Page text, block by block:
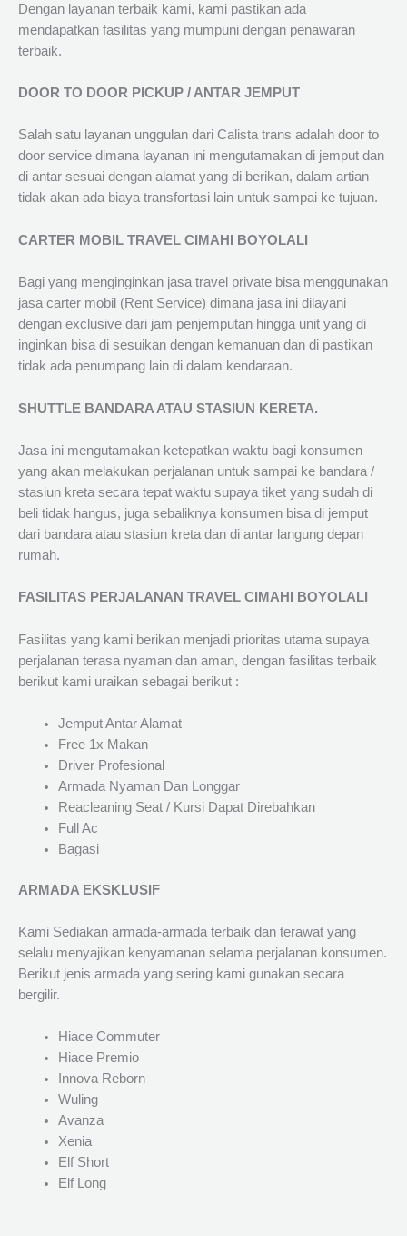
Dengan layanan terbaik kami, kami pastikan ada
mendapatkan fasilitas yang mumpuni dengan penawaran
terbaik.
DOOR TO DOOR PICKUP / ANTAR JEMPUT
Salah satu layanan unggulan dari Calista trans adalah door to
door service dimana layanan ini mengutamakan di jemput dan
di antar sesuai dengan alamat yang di berikan, dalam artian
tidak akan ada biaya transfortasi lain untuk sampai ke tujuan.
CARTER MOBIL TRAVEL CIMAHI BOYOLALI
Bagi yang menginginkan jasa travel private bisa menggunakan
jasa carter mobil (Rent Service) dimana jasa ini dilayani
dengan exclusive dari jam penjemputan hingga unit yang di
inginkan bisa di sesuikan dengan kemanuan dan di pastikan
tidak ada penumpang lain di dalam kendaraan.
SHUTTLE BANDARA ATAU STASIUN KERETA.
Jasa ini mengutamakan ketepatkan waktu bagi konsumen
yang akan melakukan perjalanan untuk sampai ke bandara /
stasiun kreta secara tepat waktu supaya tiket yang sudah di
beli tidak hangus, juga sebaliknya konsumen bisa di jemput
dari bandara atau stasiun kreta dan di antar langung depan
rumah.
FASILITAS PERJALANAN TRAVEL CIMAHI BOYOLALI
Fasilitas yang kami berikan menjadi prioritas utama supaya
perjalanan terasa nyaman dan aman, dengan fasilitas terbaik
berikut kami uraikan sebagai berikut :
Jemput Antar Alamat
Free 1x Makan
Driver Profesional
Armada Nyaman Dan Longgar
Reacleaning Seat / Kursi Dapat Direbahkan
Full Ac
Bagasi
ARMADA EKSKLUSIF
Kami Sediakan armada-armada terbaik dan terawat yang
selalu menyajikan kenyamanan selama perjalanan konsumen.
Berikut jenis armada yang sering kami gunakan secara
bergilir.
Hiace Commuter
Hiace Premio
Innova Reborn
Wuling
Avanza
Xenia
Elf Short
Elf Long